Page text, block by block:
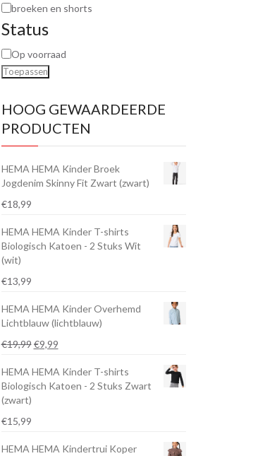
broeken en shorts
Status
Op voorraad
Toepassen
HOOG GEWAARDEERDE
PRODUCTEN
HEMA HEMA Kinder Broek
Jogdenim Skinny Fit Zwart (zwart)
€18,99
HEMA HEMA Kinder T-shirts
Biologisch Katoen - 2 Stuks Wit
(wit)
€13,99
HEMA HEMA Kinder Overhemd
Lichtblauw (lichtblauw)
€19,99 Oorspronkelijke
was:
€19,99.
€9,99Huidige
is:
€9,99.
HEMA HEMA Kinder T-shirts
Biologisch Katoen - 2 Stuks Zwart
(zwart)
€15,99
HEMA HEMA Kindertrui Koper